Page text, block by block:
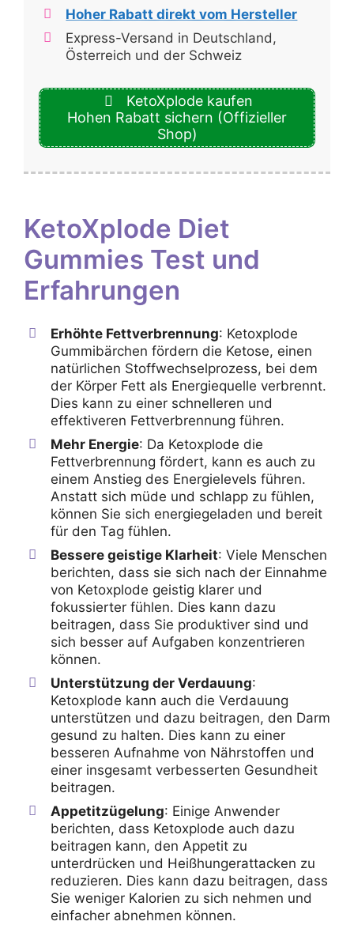
Hoher Rabatt direkt vom Hersteller
Express-Versand in Deutschland,
Österreich und der Schweiz
KetoXplode kaufen
Hohen Rabatt sichern (Offizieller
Shop)
KetoXplode Diet
Gummies Test und
Erfahrungen
Erhöhte Fettverbrennung: Ketoxplode
Gummibärchen fördern die Ketose, einen
natürlichen Stoffwechselprozess, bei dem
der Körper Fett als Energiequelle verbrennt.
Dies kann zu einer schnelleren und
effektiveren Fettverbrennung führen.
Mehr Energie: Da Ketoxplode die
Fettverbrennung fördert, kann es auch zu
einem Anstieg des Energielevels führen.
Anstatt sich müde und schlapp zu fühlen,
können Sie sich energiegeladen und bereit
für den Tag fühlen.
Bessere geistige Klarheit: Viele Menschen
berichten, dass sie sich nach der Einnahme
von Ketoxplode geistig klarer und
fokussierter fühlen. Dies kann dazu
beitragen, dass Sie produktiver sind und
sich besser auf Aufgaben konzentrieren
können.
Unterstützung der Verdauung:
Ketoxplode kann auch die Verdauung
unterstützen und dazu beitragen, den Darm
gesund zu halten. Dies kann zu einer
besseren Aufnahme von Nährstoffen und
einer insgesamt verbesserten Gesundheit
beitragen.
Appetitzügelung: Einige Anwender
berichten, dass Ketoxplode auch dazu
beitragen kann, den Appetit zu
unterdrücken und Heißhungerattacken zu
reduzieren. Dies kann dazu beitragen, dass
Sie weniger Kalorien zu sich nehmen und
einfacher abnehmen können.